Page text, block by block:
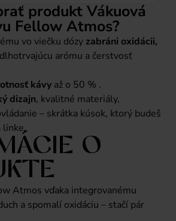
produkt Vákuová
Fellow Atmos?
vo viečku dózy zabráni oxidácii,
arómu a čerstvosť
kávy až o 50 % .
dizajn, kvalitné materiály,
– skrátka kúsok, ktorý budeš
linke.
O
Atmos vďaka integrovanému
a spomalí oxidáciu – stačí pár